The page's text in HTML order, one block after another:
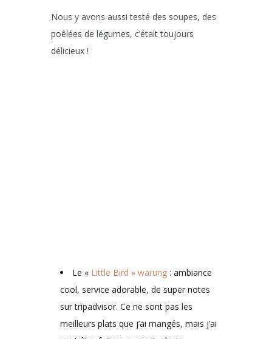
Nous y avons aussi testé des soupes, des
poêlées de légumes, c’était toujours
délicieux !
Le « Little Bird » warung : ambiance
cool, service adorable, de super notes
sur tripadvisor. Ce ne sont pas les
meilleurs plats que j’ai mangés, mais j’ai